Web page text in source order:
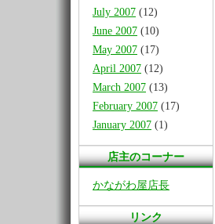
July 2007 (12)
June 2007 (10)
May 2007 (17)
April 2007 (12)
March 2007 (13)
February 2007 (17)
January 2007 (1)
店主のコーナー
かながわ屋店長
リンク